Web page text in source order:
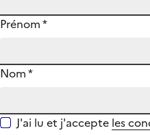
Prénom*
Nom*
J'ai lu et j'accepte les